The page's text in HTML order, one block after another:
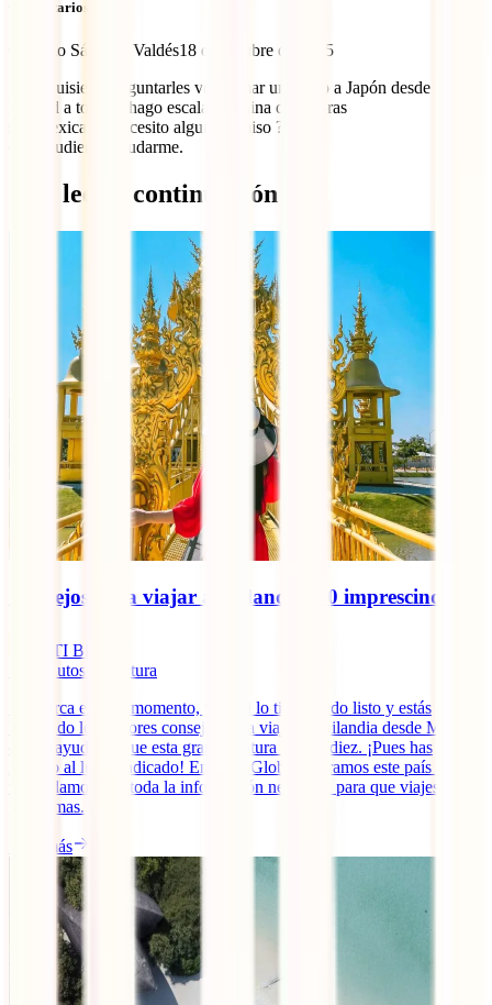
Comentarios (1)
Gerardo Sánchez Valdés18 de octubre de 2025
Hola quisiera preguntarles voy tomar un vuelo a Japón desde
Madrid a tokio y hago escala en china de 2 horas
soy mexicano, necesito algun permiso ?
ojala pudieran ayudarme.
Qué leer a continuación
Consejos para viajar a Tailandia: 10 imprescindibles
IATI Blog
minutos de lectura
Se acerca el gran momento, ya casi lo tienes todo listo y estás
buscando los mejores consejos para viajar a Tailandia desde México
que te ayuden a que esta gran aventura sea un diez. ¡Pues has
llegado al lugar indicado! En IATI Global adoramos este país y hoy
te ayudamos con toda la información necesaria para que viajes sin
problemas.
Leer más